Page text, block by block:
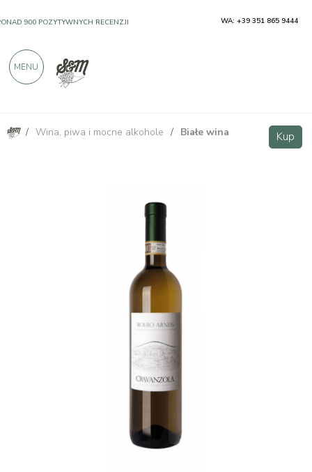
/ Wina, piwa i mocne alkohole / Białe wina Kup
Roero Arneis DOCG - Cravanzola Kup
900 POZYTYWNYCH RECENZJI WA: +39 351 865 9444
MENU